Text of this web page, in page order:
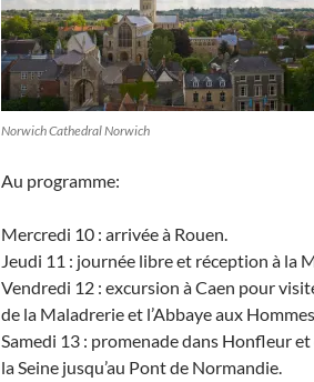
Norwich Cathedral Norwich
Au programme:
Mercredi 10 : arrivée à Rouen.
Jeudi 11 : journée libre et réception à la
Vendredi 12 : excursion à Caen pour
de la Maladrerie et l’Abbaye aux
Samedi 13 : promenade dans Honfleur et
la Seine jusqu’au Pont de Normandie.